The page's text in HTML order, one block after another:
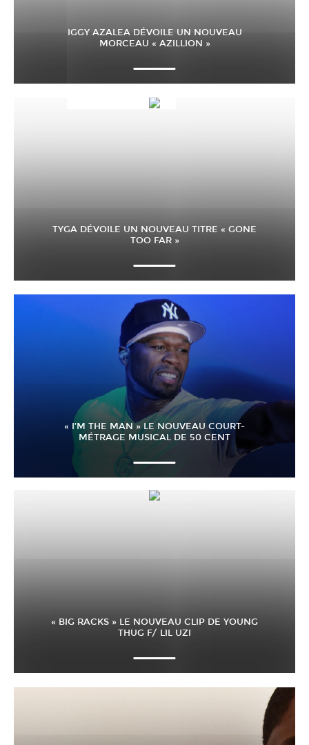
IGGY AZALEA DÉVOILE UN NOUVEAU
MORCEAU « AZILLION »
TYGA DÉVOILE UN NOUVEAU TITRE « GONE
TOO FAR »
« I’M THE MAN » LE NOUVEAU COURT-
MÉTRAGE MUSICAL DE 50 CENT
« BIG RACKS » LE NOUVEAU CLIP DE YOUNG
THUG F/ LIL UZI